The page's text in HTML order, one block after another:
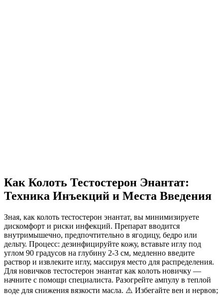
Как Колоть Тестостерон Энантат:
Техника Инъекций и Места Введения
Зная, как колоть тестостерон энантат, вы минимизируете
дискомфорт и риски инфекций. Препарат вводится
внутримышечно, предпочтительно в ягодицу, бедро или
дельту. Процесс: дезинфицируйте кожу, вставьте иглу под
углом 90 градусов на глубину 2-3 см, медленно введите
раствор и извлеките иглу, массируя место для распределения.
Для новичков тестостерон энантат как колоть новичку —
начните с помощи специалиста. Разогрейте ампулу в теплой
воде для снижения вязкости масла. ⚠️ Избегайте вен и нервов;